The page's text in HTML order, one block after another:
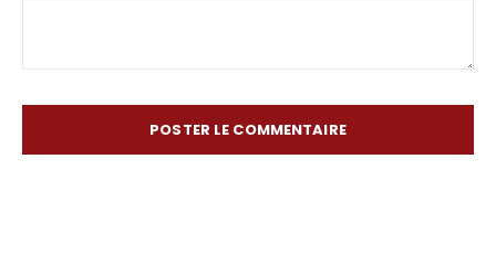
POSTER LE COMMENTAIRE